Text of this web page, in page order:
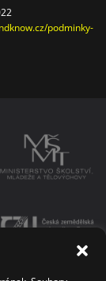
podminky-